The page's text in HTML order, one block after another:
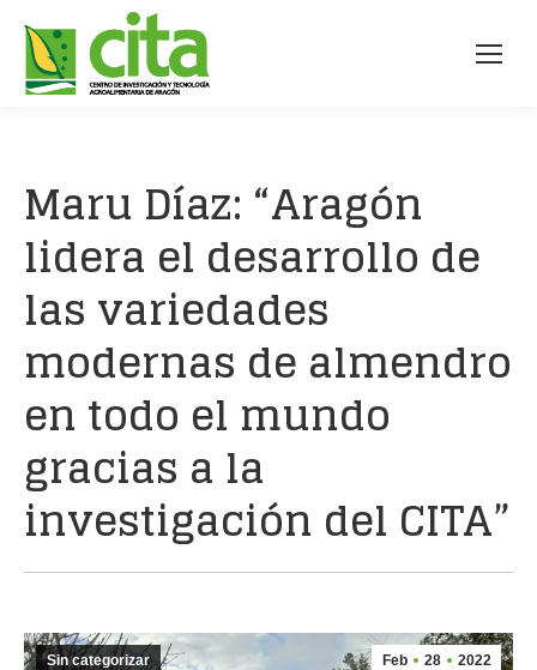
Maru Díaz: “Aragón
lidera el desarrollo de
las variedades
modernas de almendro
en todo el mundo
gracias a la
investigación del CITA”
Feb 28 2022
Sin categorizar